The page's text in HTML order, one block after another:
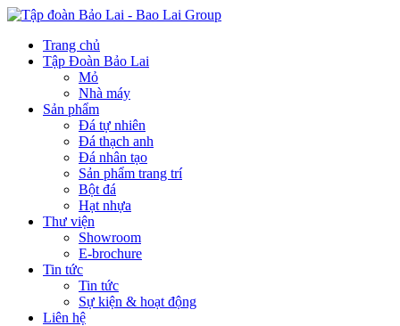
Trang chủ
Tập Đoàn Bảo Lai
Mỏ
Nhà máy
Sản phẩm
Đá tự nhiên
Đá thạch anh
Đá nhân tạo
Sản phẩm trang trí
Bột đá
Hạt nhựa
Thư viện
Showroom
E-brochure
Tin tức
Tin tức
Sự kiện & hoạt động
Liên hệ